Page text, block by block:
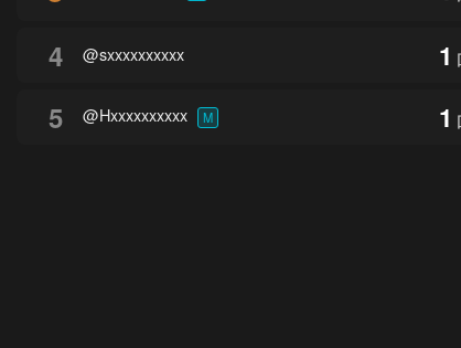
4 @sxxxxxxxxxx 1
5 @Hxxxxxxxxxx M 1